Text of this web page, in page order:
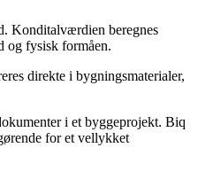
Konditalværdien beregnes
og fysisk formåen.
direkte i bygningsmaterialer,
i et byggeprojekt. Biq
for et vellykket